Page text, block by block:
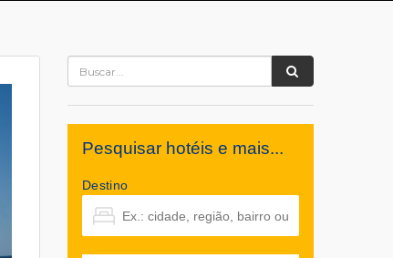
Pesquisar hotéis e mais...
Destino